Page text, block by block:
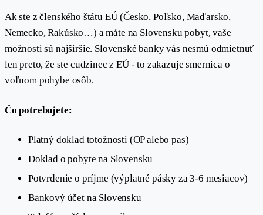
Ak ste z členského štátu EÚ (Česko, Poľsko, Maďarsko,
Nemecko, Rakúsko…) a máte na Slovensku pobyt, vaše
možnosti sú najširšie. Slovenské banky vás nesmú odmietnuť
len preto, že ste cudzinec z EÚ - to zakazuje smernica o
voľnom pohybe osôb.
Čo potrebujete:
Platný doklad totožnosti (OP alebo pas)
Doklad o pobyte na Slovensku
Potvrdenie o príjme (výplatné pásky za 3-6 mesiacov)
Bankový účet na Slovensku